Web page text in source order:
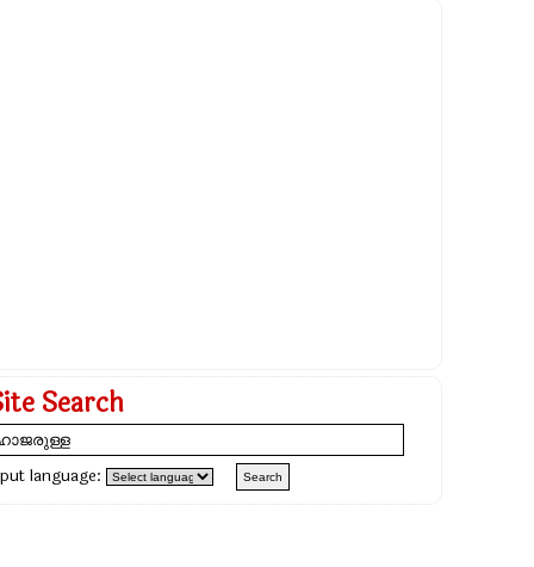
Search
language: